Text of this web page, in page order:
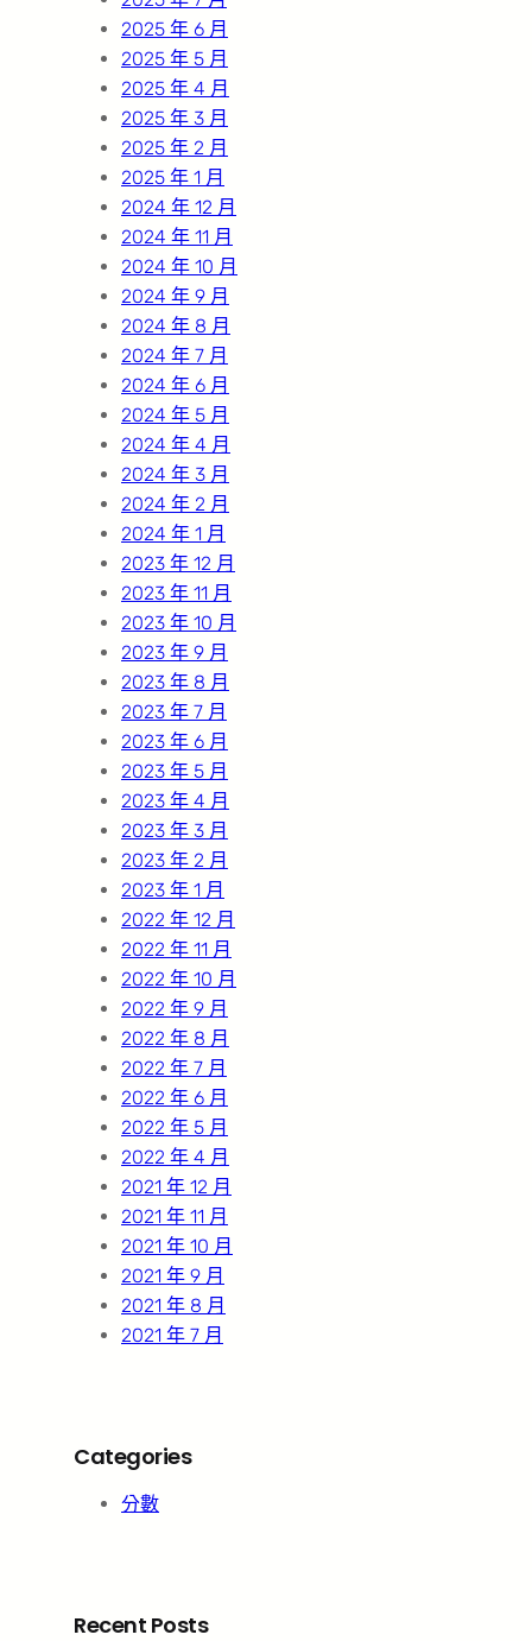
2025 年 6 月
2025 年 5 月
2025 年 4 月
2025 年 3 月
2025 年 2 月
2025 年 1 月
2024 年 12 月
2024 年 11 月
2024 年 10 月
2024 年 9 月
2024 年 8 月
2024 年 7 月
2024 年 6 月
2024 年 5 月
2024 年 4 月
2024 年 3 月
2024 年 2 月
2024 年 1 月
2023 年 12 月
2023 年 11 月
2023 年 10 月
2023 年 9 月
2023 年 8 月
2023 年 7 月
2023 年 6 月
2023 年 5 月
2023 年 4 月
2023 年 3 月
2023 年 2 月
2023 年 1 月
2022 年 12 月
2022 年 11 月
2022 年 10 月
2022 年 9 月
2022 年 8 月
2022 年 7 月
2022 年 6 月
2022 年 5 月
2022 年 4 月
2021 年 12 月
2021 年 11 月
2021 年 10 月
2021 年 9 月
2021 年 8 月
2021 年 7 月
Categories
分數
Recent Posts